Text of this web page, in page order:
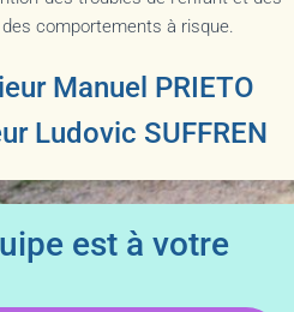
comportements à risque.
Manuel PRIETO
Ludovic SUFFREN
est à votre